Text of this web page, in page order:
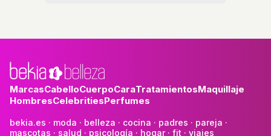
MarcasCabelloCuerpoCaraTratamientosMaquillaje
HombresCelebritiesPerfumes
bekia.es · moda · belleza · cocina · padres · pareja ·
mascotas · salud · psicología · hogar· fit · viajes